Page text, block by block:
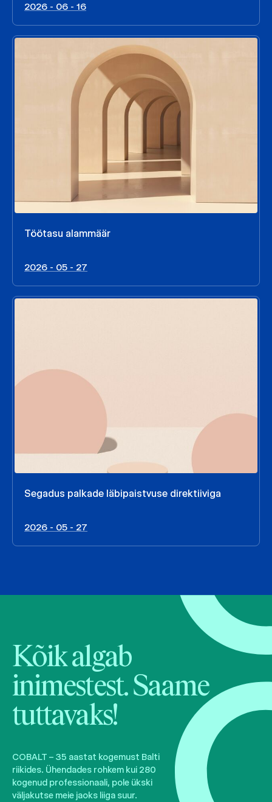
2026 - 06 - 16
Töötasu alammäär
2026 - 05 - 27
Segadus palkade läbipaistvuse direktiiviga
2026 - 05 - 27
Kõik algab
inimestest. Saame
tuttavaks!
COBALT – 35 aastat kogemust Balti
riikides. Ühendades rohkem kui 280
kogenud professionaali, pole ükski
väljakutse meie jaoks liiga suur.